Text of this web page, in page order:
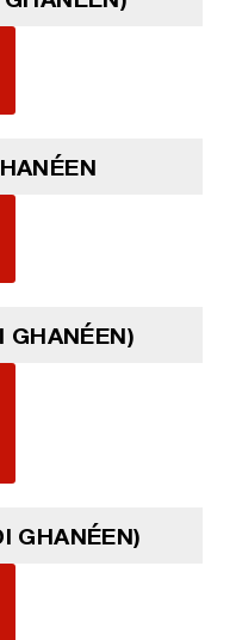
GHANÉEN)
GHANÉEN)